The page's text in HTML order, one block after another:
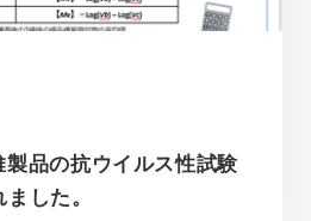
品の抗ウイルス性試験
した。